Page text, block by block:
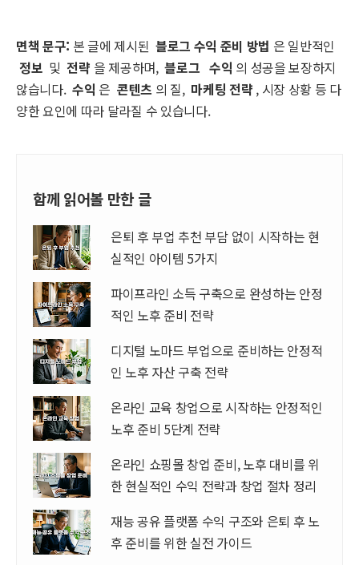
면책 문구: 본 글에 제시된 블로그 수익 준비 방법 은 일반적인
정보 및 전략 을 제공하며, 블로그 수익 의 성공을 보장하지
않습니다. 수익 은 콘텐츠 의 질, 마케팅 전략 , 시장 상황 등 다
양한 요인에 따라 달라질 수 있습니다.
함께 읽어볼 만한 글
은퇴 후 부업 추천 부담 없이 시작하는 현
실적인 아이템 5가지
파이프라인 소득 구축으로 완성하는 안정
적인 노후 준비 전략
디지털 노마드 부업으로 준비하는 안정적
인 노후 자산 구축 전략
온라인 교육 창업으로 시작하는 안정적인
노후 준비 5단계 전략
온라인 쇼핑몰 창업 준비, 노후 대비를 위
한 현실적인 수익 전략과 창업 절차 정리
재능 공유 플랫폼 수익 구조와 은퇴 후 노
후 준비를 위한 실전 가이드